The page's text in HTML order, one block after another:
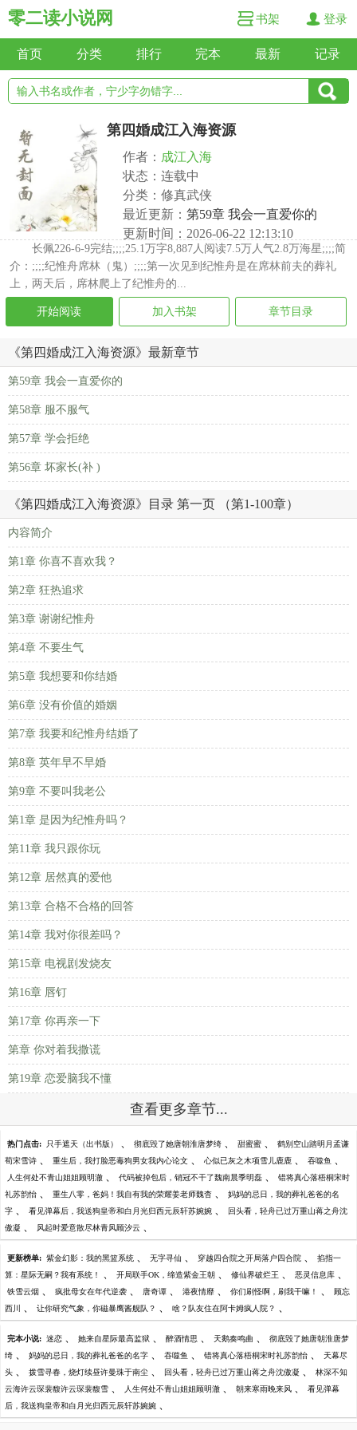
零二读小说网 书架 登录
首页 分类 排行 完本 最新 记录
第四婚成江入海资源
作者： 成江入海
状态：连载中
分类：修真武侠
最近更新： 第59章 我会一直爱你的
更新时间：2026-06-22 12:13:10
长佩226-6-9完结;;;;25.1万字8,887人阅读7.5万人气2.8万海星;;;;简
介：;;;;纪惟舟席林（鬼）;;;;第一次见到纪惟舟是在席林前夫的葬礼
上，两天后，席林爬上了纪惟舟的...
开始阅读 加入书架 章节目录
《第四婚成江入海资源》最新章节
第59章 我会一直爱你的
第58章 服不服气
第57章 学会拒绝
第56章 坏家长(补 )
《第四婚成江入海资源》目录 第一页 （第1-100章）
内容简介
第1章 你喜不喜欢我？
第2章 狂热追求
第3章 谢谢纪惟舟
第4章 不要生气
第5章 我想要和你结婚
第6章 没有价值的婚姻
第7章 我要和纪惟舟结婚了
第8章 英年早不早婚
第9章 不要叫我老公
第1章 是因为纪惟舟吗？
第11章 我只跟你玩
第12章 居然真的爱他
第13章 合格不合格的回答
第14章 我对你很差吗？
第15章 电视剧发烧友
第16章 唇钉
第17章 你再亲一下
第章 你对着我撒谎
第19章 恋爱脑我不懂
查看更多章节...
热门点击: 只手遮天（出书版） 、 彻底毁了她唐朝淮唐梦绮 、 甜蜜蜜 、 鹤别空山踏明月孟谦
荀宋雪诗 、 重生后，我打脸恶毒狗男女我内心论文 、 心似已灰之木项雪儿鹿鹿 、 吞噬鱼 、
人生何处不青山姐姐顾明澈 、 代码被掉包后，销冠不干了魏南晨季明磊 、 错将真心落梧桐宋时
礼苏韵怡 、 重生八零，爸妈！我自有我的荣耀姜老师魏杳 、 妈妈的忌日，我的葬礼爸爸的名
字 、 看见弹幕后，我送狗皇帝和白月光归西元辰轩苏婉婉 、 回头看，轻舟已过万重山蒋之舟沈
傲凝 、 风起时爱意散尽林青风顾汐云 、
更新榜单: 紫金幻影：我的黑篮系统 、 无字寻仙 、 穿越四合院之开局落户四合院 、 掐指一
算：星际无嗣？我有系统！ 、 开局联手OK，缔造紫金王朝 、 修仙界破烂王 、 恶灵信息库 、
铁雪云烟 、 疯批母女在年代逆袭 、 唐奇谭 、 港夜情靡 、 你们刷怪啊，刷我干嘛！ 、 顾忘
西川 、 让你研究气象，你磁暴鹰酱舰队？ 、 啥？队友住在阿卡姆疯人院？ 、
完本小说: 迷恋 、 她来自星际最高监狱 、 醉酒情思 、 天鹅奏鸣曲 、 彻底毁了她唐朝淮唐梦
绮 、 妈妈的忌日，我的葬礼爸爸的名字 、 吞噬鱼 、 错将真心落梧桐宋时礼苏韵怡 、 天幕尽
头 、 拨雪寻春，烧灯续昼许曼珠于南尘 、 回头看，轻舟已过万重山蒋之舟沈傲凝 、 林深不知
云海许云琛裴馥许云琛裴馥雪 、 人生何处不青山姐姐顾明澈 、 朝来寒雨晚来风 、 看见弹幕
后，我送狗皇帝和白月光归西元辰轩苏婉婉 、